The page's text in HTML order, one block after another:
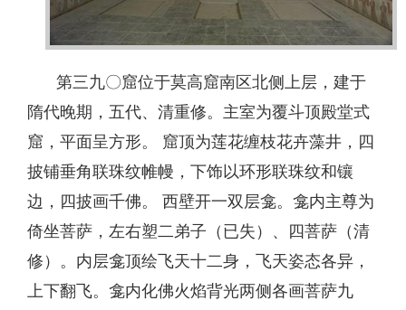
第三九〇窟位于莫高窟南区北侧上层，建于
隋代晚期，五代、清重修。主室为覆斗顶殿堂式
窟，平面呈方形。 窟顶为莲花缠枝花卉藻井，四
披铺垂角联珠纹帷幔，下饰以环形联珠纹和镶
边，四披画千佛。 西壁开一双层龛。龛内主尊为
倚坐菩萨，左右塑二弟子（已失）、四菩萨（清
修）。内层龛顶绘飞天十二身，飞天姿态各异，
上下翻飞。龛内化佛火焰背光两侧各画菩萨九